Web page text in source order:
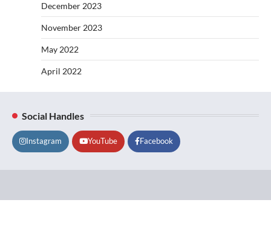
December 2023
November 2023
May 2022
April 2022
Social Handles
Instagram YouTube Facebook